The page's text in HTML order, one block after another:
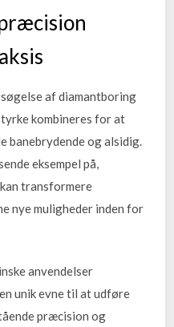
af diamantboring
kombineres for at
banebrydende og alsidig.
eksempel på,
transformere
nye muligheder inden for
anvendelser
unik evne til at udføre
præcision og